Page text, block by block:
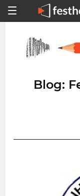
Blog: